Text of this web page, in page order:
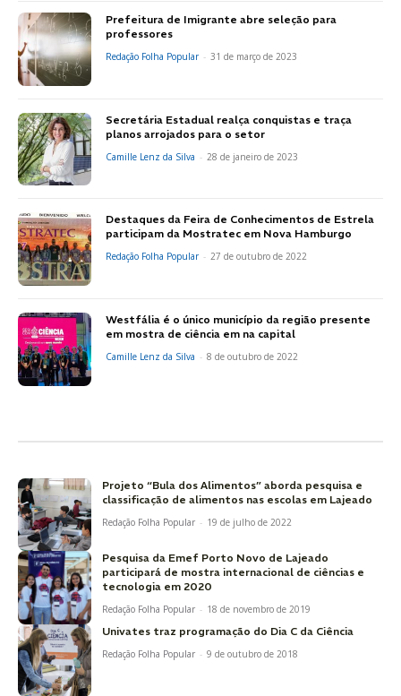
Prefeitura de Imigrante abre seleção para
professores
Redação Folha Popular - 31 de março de 2023
Secretária Estadual realça conquistas e traça
planos arrojados para o setor
Camille Lenz da Silva - 28 de janeiro de 2023
Destaques da Feira de Conhecimentos de Estrela
participam da Mostratec em Nova Hamburgo
Redação Folha Popular - 27 de outubro de 2022
Westfália é o único município da região presente
em mostra de ciência em na capital
Camille Lenz da Silva - 8 de outubro de 2022
Projeto “Bula dos Alimentos” aborda pesquisa e
classificação de alimentos nas escolas em Lajeado
Redação Folha Popular - 19 de julho de 2022
Pesquisa da Emef Porto Novo de Lajeado
participará de mostra internacional de ciências e
tecnologia em 2020
Redação Folha Popular - 18 de novembro de 2019
Univates traz programação do Dia C da Ciência
Redação Folha Popular - 9 de outubro de 2018